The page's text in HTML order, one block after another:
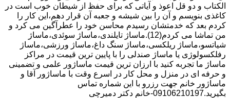
الکتاب و دو قل اعوذ و آیاتى که براى حفظ از شیطان خوب است در
کاغذى بنویسم و آن را بین شیشه و جعبه آن قرار دهم،این کار را
کردم بعد که خدمتشان رسیدم محاسن خود را عطرآگین می کرد و
من تماشا می کردم(12).ماساژ تایلندی،ماساژ سوئدی،ماساژ
شیاتسو،ماساژ ریلکسی،ماساژ سنگ داغ،ماساژ ورزشی،ماساژ
رفلکسولوژی یا ماساژ صندلی را با پایین ترین قیمت در مراکز
ماساژ ما تجربه کنید با ارزان ترین قیمت ماساژور علمی و تضمینی
و حرفه ای در منزل و محل کار در اسرع وقت با ماساژور آقا و
ماساژور خانم جهت رزرو با این شماره تماس
بگیرید.09106210197-خانم دکتر دمیرچی